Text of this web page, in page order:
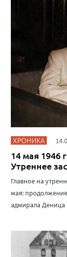
ХРОНИКА
14 мая 1946
Утреннее
Главное на
мая: продолжение
адмирала Деница